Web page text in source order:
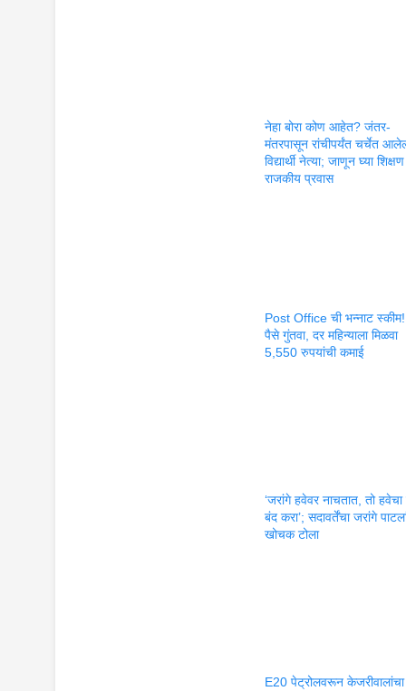
नेहा बोरा कोण आहेत? जंतर-
मंतरपासून रांचीपर्यंत चर्चेत
विद्यार्थी नेत्या; जाणून घ्या
राजकीय प्रवास
Post Office ची भन्नाट
पैसे गुंतवा, दर महिन्याला मिळवा
5,550 रुपयांची कमाई
‘जरांगे हवेवर नाचतात, तो
बंद करा’; सदावर्तेंचा जरांगे
खोचक टोला
E20 पेट्रोलवरून केजरीवालांचा